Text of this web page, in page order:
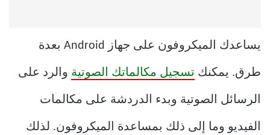
يساعدك الميكروفون على جهاز Android بعدة
طرق. يمكنك تسجيل مكالماتك الصوتية والرد على
الرسائل الصوتية وبدء الدردشة على مكالمات
الفيديو وما إلى ذلك بمساعدة الميكروفون. لذلك